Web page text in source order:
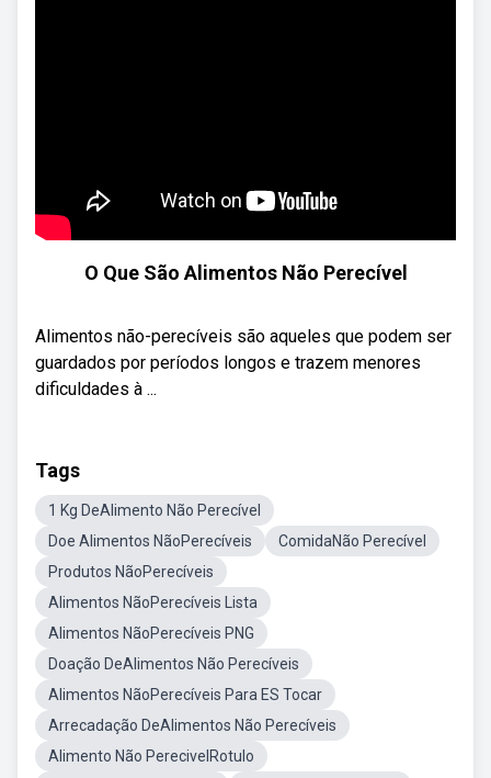
O Que São Alimentos Não Perecível
Alimentos não-perecíveis são aqueles que podem ser
guardados por períodos longos e trazem menores
dificuldades à ...
Tags
1 Kg DeAlimento Não Perecível
Doe Alimentos NãoPerecíveis
ComidaNão Perecível
Produtos NãoPerecíveis
Alimentos NãoPerecíveis Lista
Alimentos NãoPerecíveis PNG
Doação DeAlimentos Não Perecíveis
Alimentos NãoPerecíveis Para ES Tocar
Arrecadação DeAlimentos Não Perecíveis
Alimento Não PerecivelRotulo